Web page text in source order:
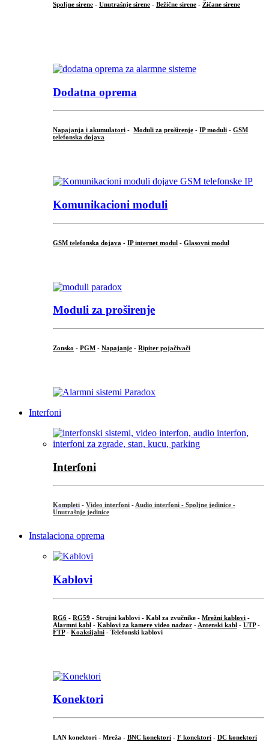
Spoljne sirene - Unutrašnje sirene - Bežične sirene - Žičane sirene
Dodatna oprema
Napajanja i akumulatori - Moduli za proširenje - IP moduli - GSM
telefonska dojava
Komunikacioni moduli
GSM telefonska dojava - IP internet modul - Glasovni modul
Moduli za proširenje
Zonsko - PGM - Napajanje - Ripiter pojačivači
Interfoni
Interfoni
Kompleti - Video interfoni - Audio interfoni - Spoljne jedinice -
Unutrašnje jedinice
Instalaciona oprema
Kablovi
RG6 - RG59 - Strujni kablovi - Kabl za zvučnike - Mrežni kablovi -
Alarmni kabl - Kablovi za kamere video nadzor - Antenski kabl - UTP-
FTP- Koaksijalni - Telefonski kablovi
Konektori
LAN konektori - Mreža - BNC konektori - F konektori - DC konektori